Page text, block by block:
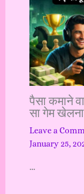
पैसा कमाने
सा गेम
Leave a
January 25,
…